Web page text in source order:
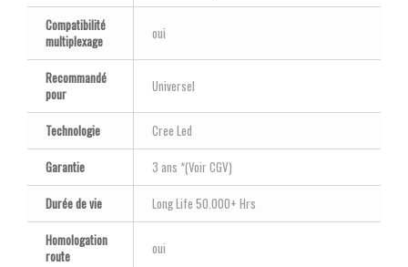
Compatibilité
multiplexage
oui
Recommandé
pour
Universel
Technologie
Cree Led
Garantie
3 ans *(Voir CGV)
Durée de vie
Long Life 50.000+ Hrs
Homologation
route
oui